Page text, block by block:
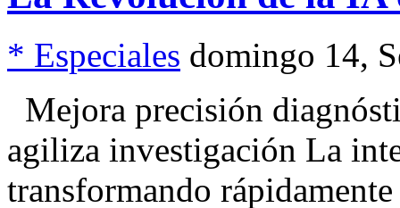
* Especiales domingo 14,
Mejora precisión
agiliza investigación La
transformando